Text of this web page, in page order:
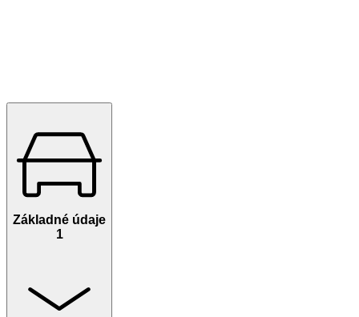
Základné údaje
1